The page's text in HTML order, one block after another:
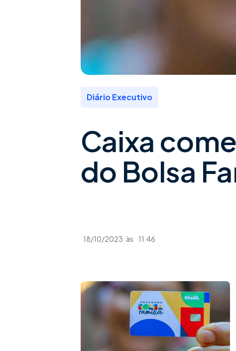
Diário Executivo
Caixa
do Bolsa
18/10/2023 às 11:46